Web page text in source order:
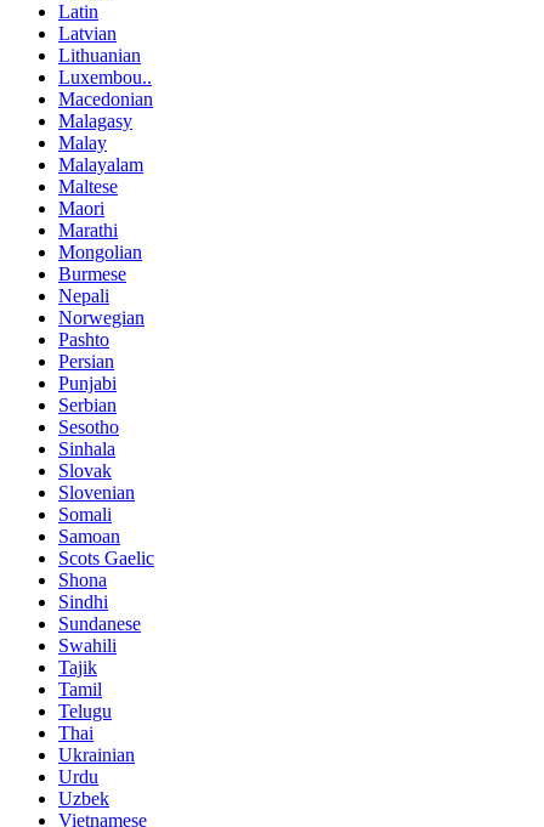
Latin
Latvian
Lithuanian
Luxembou..
Macedonian
Malagasy
Malay
Malayalam
Maltese
Maori
Marathi
Mongolian
Burmese
Nepali
Norwegian
Pashto
Persian
Punjabi
Serbian
Sesotho
Sinhala
Slovak
Slovenian
Somali
Samoan
Scots Gaelic
Shona
Sindhi
Sundanese
Swahili
Tajik
Tamil
Telugu
Thai
Ukrainian
Urdu
Uzbek
Vietnamese